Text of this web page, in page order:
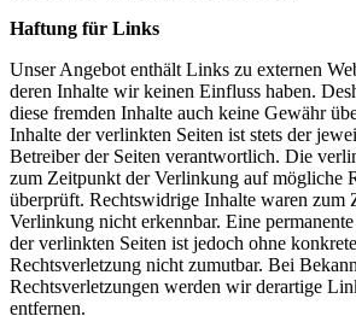
Haftung für Links
Unser Angebot enthält Links zu externen
deren Inhalte wir keinen Einfluss haben.
diese fremden Inhalte auch keine Gewähr
Inhalte der verlinkten Seiten ist stets der
Betreiber der Seiten verantwortlich. Die
zum Zeitpunkt der Verlinkung auf mögliche
überprüft. Rechtswidrige Inhalte waren zum
Verlinkung nicht erkennbar. Eine
der verlinkten Seiten ist jedoch ohne
Rechtsverletzung nicht zumutbar. Bei
Rechtsverletzungen werden wir derartige
entfernen.